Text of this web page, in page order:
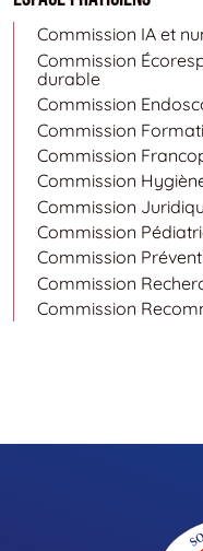
Commission IA et
Commission
durable
Commission
Commission
Commission
Commission
Commission
Commission
Commission
Commission
Commission